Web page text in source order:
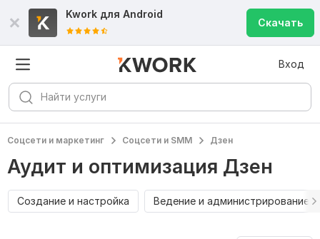
Kwork для Android
Скачать
Вход
Соцсети и маркетинг Соцсети и SMM Дзен
Аудит и оптимизация Дзен
Создание и настройка Ведение и администрирование